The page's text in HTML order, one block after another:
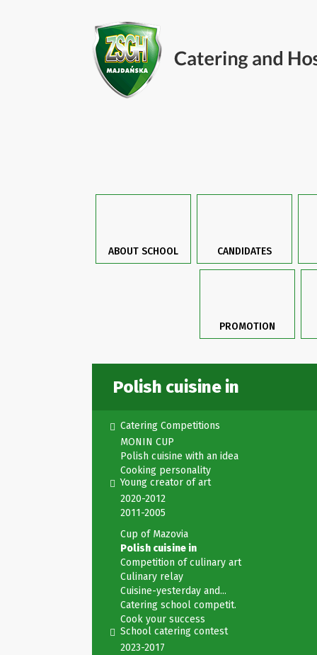
ABOUT SCHOOL CANDIDATES
PROMOTION
Polish cuisine in
Catering Competitions
MONIN CUP
Polish cuisine with an idea
Cooking personality
Young creator of art
2020-2012
2011-2005
Cup of Mazovia
Polish cuisine in
Competition of culinary art
Culinary relay
Cuisine-yesterday and...
Catering school competit.
Cook your success
School catering contest
2023-2017